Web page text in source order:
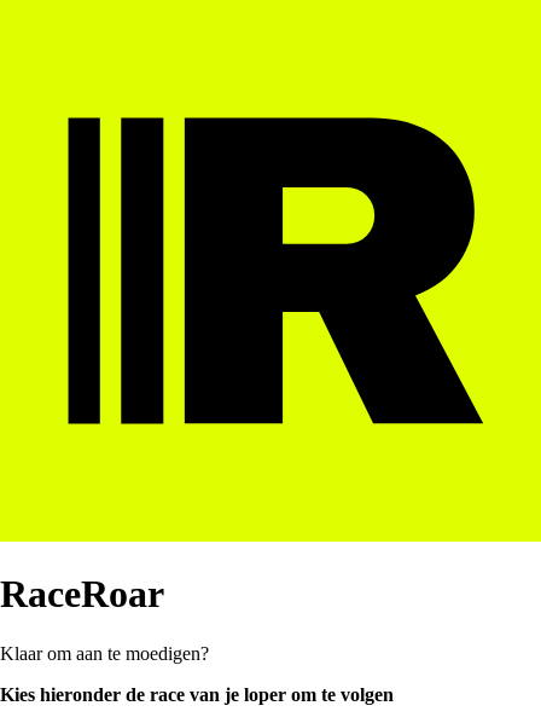
RaceRoar
Klaar om aan te moedigen?
Kies hieronder de race van je loper om te volgen